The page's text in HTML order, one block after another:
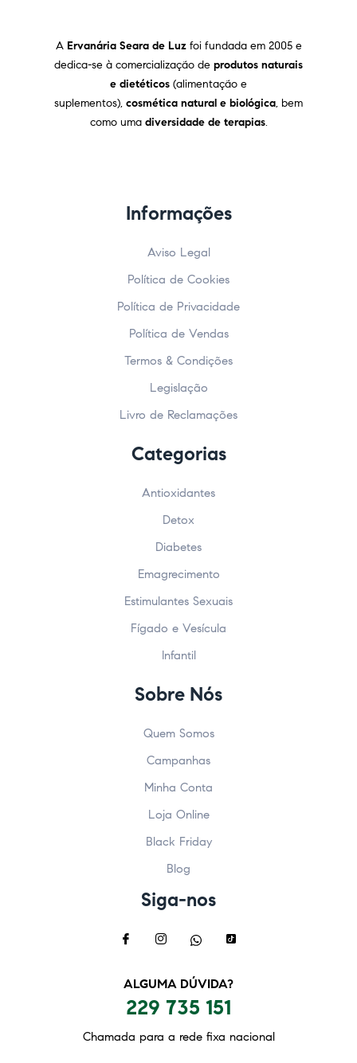
A Ervanária Seara de Luz foi fundada em 2005 e
dedica-se à comercialização de produtos naturais
e dietéticos (alimentação e
suplementos), cosmética natural e biológica, bem
como uma diversidade de terapias.
Informações
Aviso Legal
Política de Cookies
Política de Privacidade
Política de Vendas
Termos & Condições
Legislação
Livro de Reclamações
Categorias
Antioxidantes
Detox
Diabetes
Emagrecimento
Estimulantes Sexuais
Fígado e Vesícula
Infantil
Sobre Nós
Quem Somos
Campanhas
Minha Conta
Loja Online
Black Friday
Blog
Siga-nos
ALGUMA DÚVIDA?
229 735 151
Chamada para a rede fixa nacional